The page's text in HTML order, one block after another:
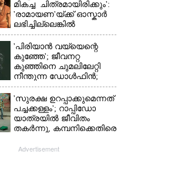
മികച്ച ചിത്രമായിരിക്കും':
'രാമായണ'യ്ക്ക് ഓസ്കാ‌ർ
ലഭിച്ചില്ലെങ്കിൽ
നിരാശനാകുമെന്ന്
ദേവേന്ദ്ര ഫഡ്നാവിസ്
'പിരിയാൻ വയ്യെന്റെ
കുഞ്ഞേ'; ജീവനറ്റ
കുഞ്ഞിനെ ചുമലിലേറ്റി
നീന്തുന്ന ഡോൾഫിൻ;
കടലിലെ വൈകാരിക
നിമിഷങ്ങൾ
'സുരക്ഷ ഉറപ്പാക്കുമെന്നത്
പച്ചക്കള്ളം'; റാപ്പിഡോ
യാത്രയിൽ ജീവിതം
തകർന്നു, കമ്പനിക്കെതിരെ
Advertisement